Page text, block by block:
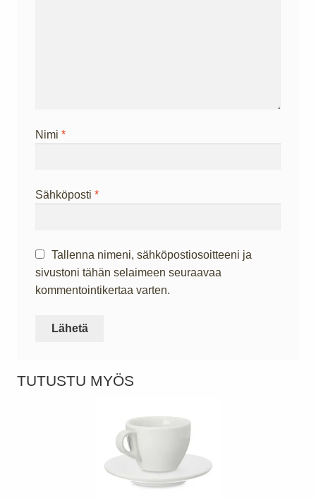
Nimi *
Sähköposti *
Tallenna nimeni, sähköpostiosoitteeni ja
sivustoni tähän selaimeen seuraavaa
kommentointikertaa varten.
TUTUSTU MYÖS